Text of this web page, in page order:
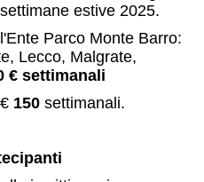
estive 2025.
Parco Monte Barro:
Lecco, Malgrate,
€ settimanali
150 settimanali.